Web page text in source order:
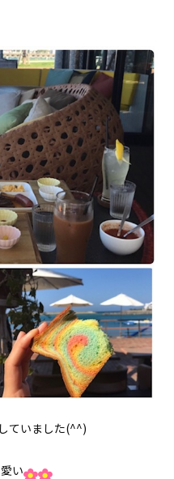
ていました(^^)
い